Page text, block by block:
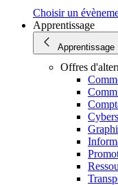
Choisir un
Apprentissage
Apprentissage
Offres